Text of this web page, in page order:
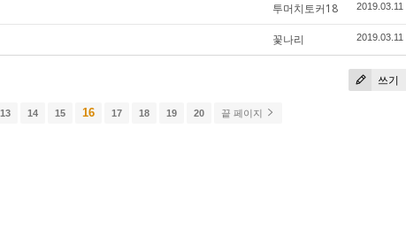
투머치토커18 2019.03.11
꽃나리 2019.03.11
쓰기
13 14 15 16 17 18 19 20 끝 페이지